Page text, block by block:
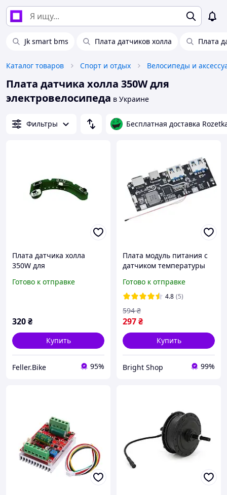
Jk smart bms Плата датчиков холла Плата
Каталог товаров Спорт и отдых Велосипеды и
Плата датчика холла 350W для
электровелосипеда в Украине
Фильтры Бесплатная доставка
Плата датчика холла
350W для
Готово к отправке
320₴
Купить
Feller.Bike 95%
Плата модуль питания с
датчиком температуры
powerbank быстрая
зарядка li-ion мощная
Готово к отправке
4.8 (5)
297₴
594 ₴
Купить
Bright Shop 99%